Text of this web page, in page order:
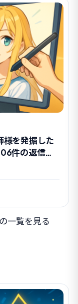
様を発掘した
件の返信が
一覧を見る